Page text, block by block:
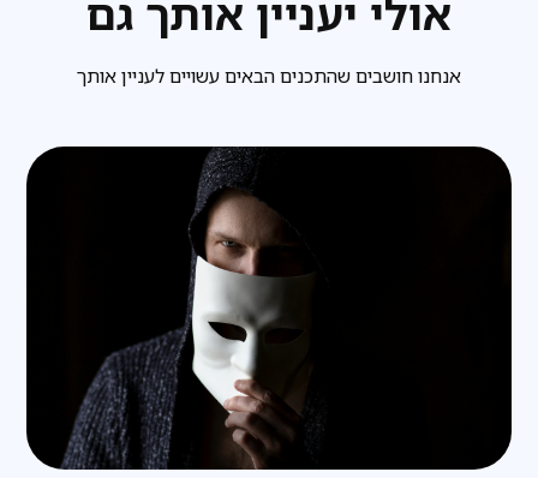
אולי יעניין אותך גם
אנחנו חושבים שהתכנים הבאים עשויים לעניין אותך